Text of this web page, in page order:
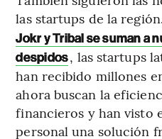
las startups de la
Jokr y Tribal se suman a
despidos, las startups
han recibido millones
ahora buscan la
financieros y han visto
personal una solución